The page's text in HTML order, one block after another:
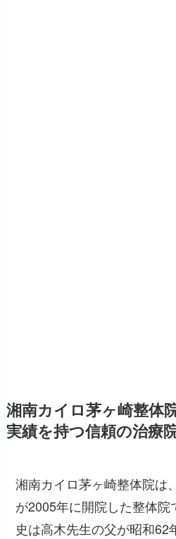
湘南カイロ茅ヶ崎整体
実績を持つ信頼の治療
湘南カイロ茅ヶ崎整体院は
が2005年に開院した整体
史は高木先生の父が昭和62